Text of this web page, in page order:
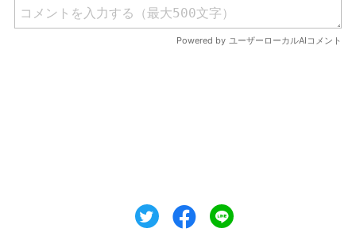
ツイートシェア